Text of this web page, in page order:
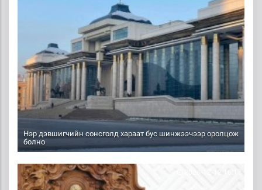
Нэр дэвшигчийн сонсголд хараат бус шинжээчээр оролцож
болно
2024-12-12 16:17